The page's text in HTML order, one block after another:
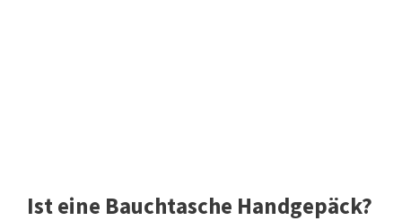
Ist eine Bauchtasche Handgepäck?